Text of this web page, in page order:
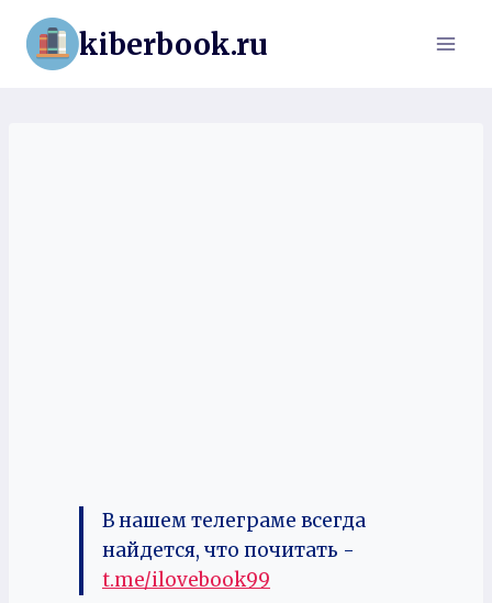
Перейти
содержимому
kiberbook.ru
В нашем телеграме всегда
найдется, что почитать -
t.me/ilovebook99